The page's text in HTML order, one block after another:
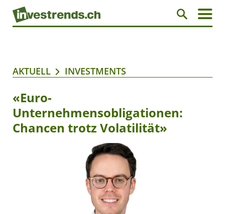
AKTUELL INVESTMENTS
«Euro-
Unternehmensobligationen:
Chancen trotz Volatilität»